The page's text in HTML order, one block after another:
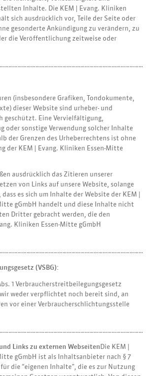
Inhalte. Die KEM | Evang. Kliniken
sich ausdrücklich vor, Teile der Seite oder
gesonderte Ankündigung zu verändern, zu
die Veröffentlichung zeitweise oder
(insbesondere Grafiken, Tondokumente,
dieser Website sind urheber- und
geschützt. Eine Vervielfältigung,
oder sonstige Verwendung solcher Inhalte
der Grenzen des Urheberrechtens ist ohne
der KEM | Evang. Kliniken Essen-Mitte
ausdrücklich das Zitieren unserer
von Links auf unsere Website, solange
es sich um Inhalte der Website der KEM |
gGmbH handelt und diese Inhalte nicht
Dritter gebracht werden, die den
Kliniken Essen-Mitte gGmbH
(VSBG):
1 Verbraucherstreitbeilegungsgesetz
wir weder verpflichtet noch bereit sind, an
vor einer Verbraucherschlichtungsstelle
Links zu externen WebseitenDie KEM |
gGmbH ist als Inhaltsanbieter nach § 7
die “eigenen Inhalte”, die es zur Nutzung